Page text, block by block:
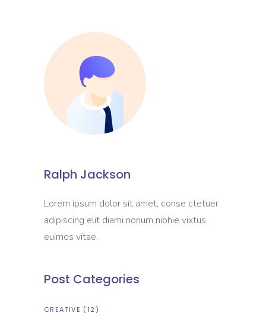
Ralph Jackson
Lorem ipsum dolor sit amet, conse ctetuer
adipiscing elit diami nonum nibhie vixtus
euimos vitae.
Post Categories
CREATIVE (12)